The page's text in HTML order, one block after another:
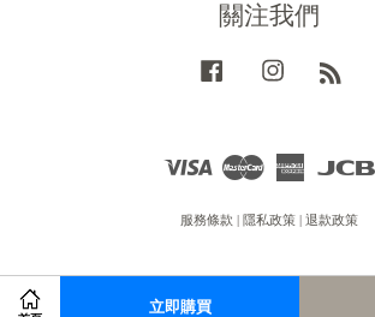
立即購買
關注我們
Facebook Instagram
Visa
American
服務條款 | 隱私政策 | 退款政策